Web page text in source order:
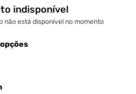
indisponível
não está disponível no momento